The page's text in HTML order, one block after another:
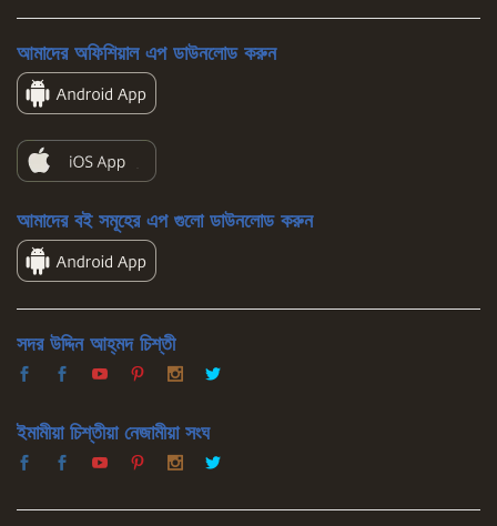
আমাদের অফিশিয়াল এপ ডাউনলোড করুন
আমাদের বই সমূহের এপ গুলো ডাউনলোড করুন
সদর উদ্দিন আহ্‌মদ চিশ্‌তী
ইমামীয়া চিশ্‌তীয়া নেজামীয়া সংঘ